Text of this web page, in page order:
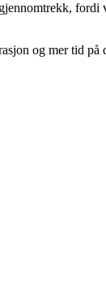
fordi
og mer tid på